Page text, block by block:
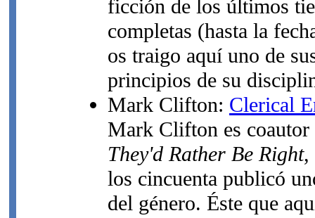
ficción de los últimos
completas (hasta la
os traigo aquí uno de
principios de su
Mark Clifton: Clerical
Mark Clifton es
They'd Rather Be Right,
los cincuenta publicó
del género. Éste que